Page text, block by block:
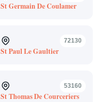
St Germain De Coulamer
72130
St Paul Le Gaultier
53160
St Thomas De Courceriers